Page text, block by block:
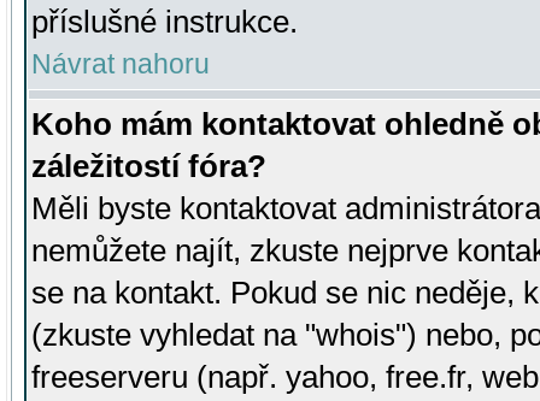
příslušné instrukce.
Návrat nahoru
Koho mám kontaktovat ohledně
záležitostí fóra?
Měli byste kontaktovat
nemůžete najít, zkuste nejprve
se na kontakt. Pokud se nic neděje,
(zkuste vyhledat na "whois") nebo,
freeserveru (např. yahoo, free.fr,